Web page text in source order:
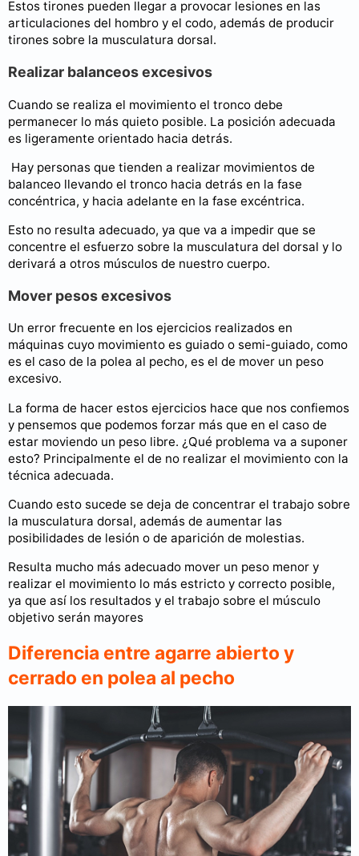
Estos tirones pueden llegar a provocar lesiones en las
articulaciones del hombro y el codo, además de producir
tirones sobre la musculatura dorsal.
Realizar balanceos excesivos
Cuando se realiza el movimiento el tronco debe
permanecer lo más quieto posible. La posición adecuada
es ligeramente orientado hacia detrás.
Hay personas que tienden a realizar movimientos de
balanceo llevando el tronco hacia detrás en la fase
concéntrica, y hacia adelante en la fase excéntrica.
Esto no resulta adecuado, ya que va a impedir que se
concentre el esfuerzo sobre la musculatura del dorsal y lo
derivará a otros músculos de nuestro cuerpo.
Mover pesos excesivos
Un error frecuente en los ejercicios realizados en
máquinas cuyo movimiento es guiado o semi-guiado, como
es el caso de la polea al pecho, es el de mover un peso
excesivo.
La forma de hacer estos ejercicios hace que nos confiemos
y pensemos que podemos forzar más que en el caso de
estar moviendo un peso libre. ¿Qué problema va a suponer
esto? Principalmente el de no realizar el movimiento con la
técnica adecuada.
Cuando esto sucede se deja de concentrar el trabajo sobre
la musculatura dorsal, además de aumentar las
posibilidades de lesión o de aparición de molestias.
Resulta mucho más adecuado mover un peso menor y
realizar el movimiento lo más estricto y correcto posible,
ya que así los resultados y el trabajo sobre el músculo
objetivo serán mayores
Diferencia entre agarre abierto y
cerrado en polea al pecho